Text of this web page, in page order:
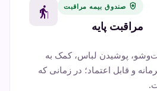
elderly health_and_safety صندوق بیمه مراقبت
مراقبت پایه
پوشیدن لباس، کمک به
و قابل اعتماد؛ در زمانی که